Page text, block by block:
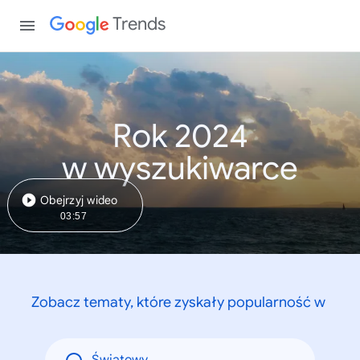
Trends
Rok 2024
w wyszukiwarce
Obejrzyj wideo
03:57
Zobacz tematy, które zyskały popularność w